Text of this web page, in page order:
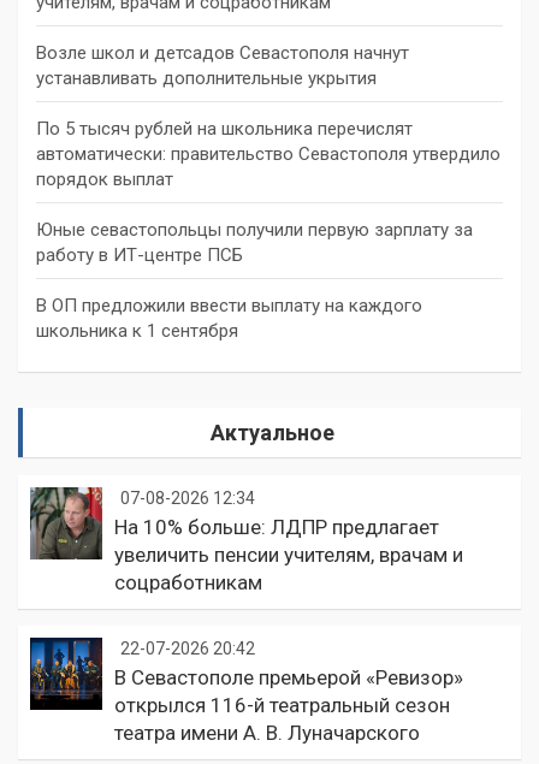
Возле школ и детсадов Севастополя начнут
устанавливать дополнительные укрытия
По 5 тысяч рублей на школьника перечислят
автоматически: правительство Севастополя утвердило
порядок выплат
Юные севастопольцы получили первую зарплату за
работу в ИТ-центре ПСБ
В ОП предложили ввести выплату на каждого
школьника к 1 сентября
Актуальное
07-08-2026 12:34
На 10% больше: ЛДПР предлагает
увеличить пенсии учителям, врачам и
соцработникам
22-07-2026 20:42
В Севастополе премьерой «Ревизор»
открылся 116-й театральный сезон
театра имени А. В. Луначарского